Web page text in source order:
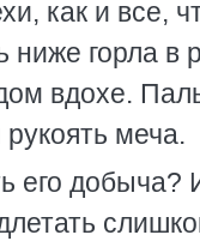
как и все,
ниже горла
вдохе.
меча.
его